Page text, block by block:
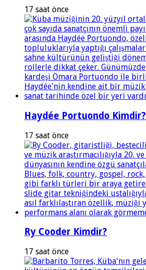
17 saat önce
Haydée Portuondo Kimdir?
17 saat önce
Ry Cooder Kimdir?
17 saat önce